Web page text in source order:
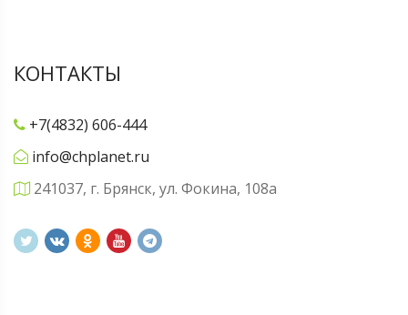
КОНТАКТЫ
+7(4832) 606-444
info@chplanet.ru
241037, г. Брянск, ул. Фокина, 108а